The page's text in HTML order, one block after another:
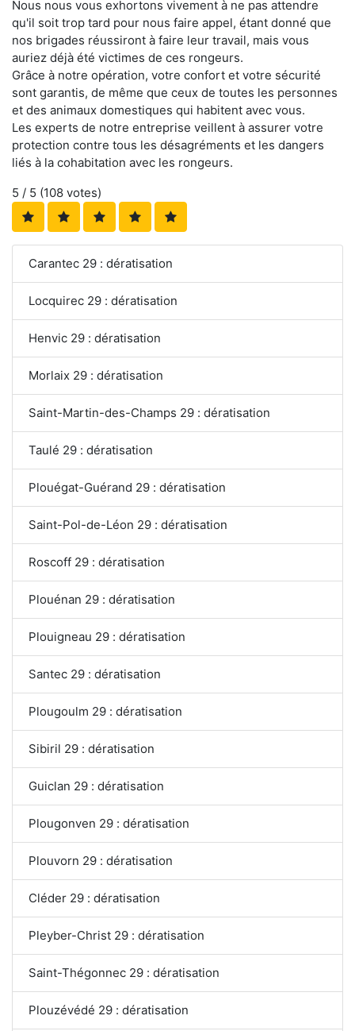
Nous nous vous exhortons vivement à ne pas attendre
qu'il soit trop tard pour nous faire appel, étant donné que
nos brigades réussiront à faire leur travail, mais vous
auriez déjà été victimes de ces rongeurs.
Grâce à notre opération, votre confort et votre sécurité
sont garantis, de même que ceux de toutes les personnes
et des animaux domestiques qui habitent avec vous.
Les experts de notre entreprise veillent à assurer votre
protection contre tous les désagréments et les dangers
liés à la cohabitation avec les rongeurs.
5 / 5 (108 votes)
Carantec 29 : dératisation
Locquirec 29 : dératisation
Henvic 29 : dératisation
Morlaix 29 : dératisation
Saint-Martin-des-Champs 29 : dératisation
Taulé 29 : dératisation
Plouégat-Guérand 29 : dératisation
Saint-Pol-de-Léon 29 : dératisation
Roscoff 29 : dératisation
Plouénan 29 : dératisation
Plouigneau 29 : dératisation
Santec 29 : dératisation
Plougoulm 29 : dératisation
Sibiril 29 : dératisation
Guiclan 29 : dératisation
Plougonven 29 : dératisation
Plouvorn 29 : dératisation
Cléder 29 : dératisation
Pleyber-Christ 29 : dératisation
Saint-Thégonnec 29 : dératisation
Plouzévédé 29 : dératisation